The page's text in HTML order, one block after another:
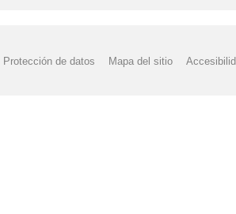
Protección de datos Mapa del sitio